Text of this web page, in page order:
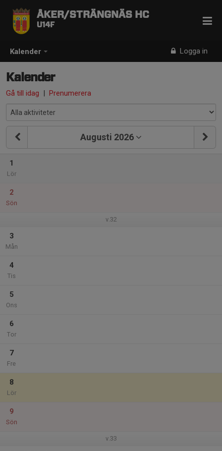
Kalender Logga in
ÅKER/STRÄNGNÄS HC
U14F
Kalender
Gå till idag | Prenumerera
Augusti 2026
1
Lör
2
Sön
v.32
3
Mån
4
Tis
5
Ons
6
Tor
7
Fre
8
Lör
9
Sön
v.33